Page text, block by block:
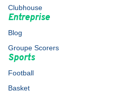
Clubhouse
Entreprise
Blog
Groupe Scorers
Sports
Football
Basket